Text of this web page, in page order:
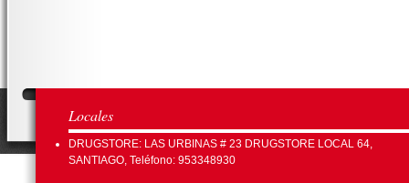
Locales
DRUGSTORE: LAS URBINAS # 23 DRUGSTORE LOCAL 64,
SANTIAGO, Teléfono: 953348930